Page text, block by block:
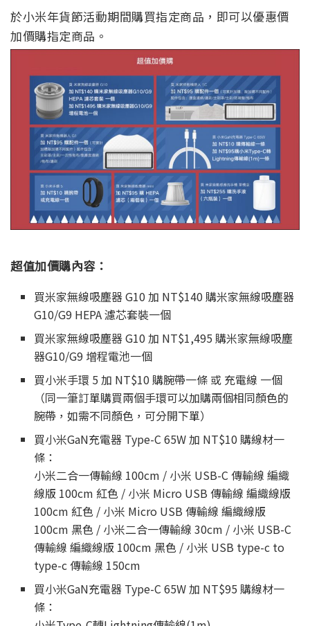
於小米年貨節活動期間購買指定商品，即可以優惠價
加價購指定商品。
超值加價購內容：
買米家無線吸塵器 G10 加 NT$140 購米家無線吸塵器
G10/G9 HEPA 濾芯套裝一個
買米家無線吸塵器 G10 加 NT$1,495 購米家無線吸塵
器G10/G9 增程電池一個
買小米手環 5 加 NT$10 購腕帶一條 或 充電線 一個
（同一筆訂單購買兩個手環可以加購兩個相同顏色的
腕帶，如需不同顏色，可分開下單）
買小米GaN充電器 Type-C 65W 加 NT$10 購線材一
條：
小米二合一傳輸線 100cm / 小米 USB-C 傳輸線 編織
線版 100cm 紅色 / 小米 Micro USB 傳輸線 編織線版
100cm 紅色 / 小米 Micro USB 傳輸線 編織線版
100cm 黑色 / 小米二合一傳輸線 30cm / 小米 USB-C
傳輸線 編織線版 100cm 黑色 / 小米 USB type-c to
type-c 傳輸線 150cm
買小米GaN充電器 Type-C 65W 加 NT$95 購線材一
條：